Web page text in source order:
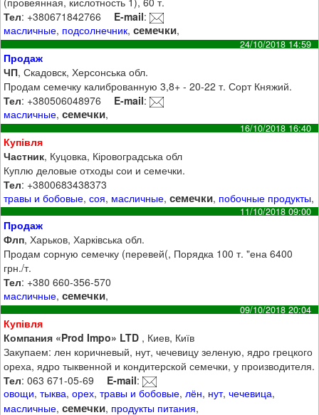
Тел: +380671842766 E-mail:
масличные, подсолнечник,семечки,
24/10/2018 14:59
Продаж
ЧП, Скадовск, Херсонська обл.
Продам семечку калиброванную 3,8+ - 20-22 т. Сорт Княжий.
Тел: +380506048976 E-mail:
масличные,семечки,
16/10/2018 16:40
Купівля
Частник, Куцовка, Кіровоградська обл
Куплю деловые отходы сои и семечки.
Тел: +3800683438373
травы и бобовые,соя, масличные,семечки, побочные продукты,
11/10/2018 09:00
Продаж
Флп, Харьков, Харківська обл.
Продам сорную семечку (перевей(, Порядка 100 т. "ена 6400
грн./т.
Тел: +380 660-356-570
масличные,семечки,
09/10/2018 20:04
Купівля
Компания «Prod Impo» LTD , Киев, Київ
Закупаем: лен коричневый, нут, чечевицу зеленую, ядро грецкого
ореха, ядро тыквенной и кондитерской семечки, у производителя.
Тел: 063 671-05-69 E-mail:
овощи,тыква,орех,травы и бобовые, лён, нут,чечевица,
масличные,семечки, продукты питания,